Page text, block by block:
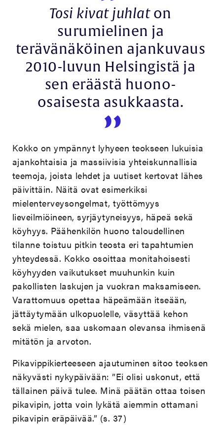
Tosi kivat juhlaton
surumielinen ja
terävänäköinen ajankuvaus
2010-luvun Helsingistä ja
sen eräästä huono-
osaisesta asukkaasta.
Kokko on ympännyt lyhyeen teokseen lukuisia
ajankohtaisia ja massiivisia yhteiskunnallisia
teemoja, joista lehdet ja uutiset kertovat lähes
päivittäin. Näitä ovat esimerkiksi
mielenterveysongelmat, työttömyys
lieveilmiöineen, syrjäytyneisyys, häpeä sekä
köyhyys. Päähenkilön huono taloudellinen
tilanne toistuu pitkin teosta eri tapahtumien
yhteydessä. Kokko osoittaa monitahoisesti
köyhyyden vaikutukset muuhunkin kuin
pakollisten laskujen ja vuokran maksamiseen.
Varattomuus opettaa häpeämään itseään,
jättäytymään ulkopuolelle, väsyttää kehon
sekä mielen, saa uskomaan olevansa ihmisenä
mitätön ja arvoton.
Pikavippikierteeseen ajautuminen sitoo teoksen
näkyvästi nykypäivään: ”Ei olisi uskonut, että
tällainen päivä tulee. Minä päätän ottaa toisen
pikavipin, jotta voin lykätä aiemmin ottamani
pikavipin eräpäivää.” (s. 37)